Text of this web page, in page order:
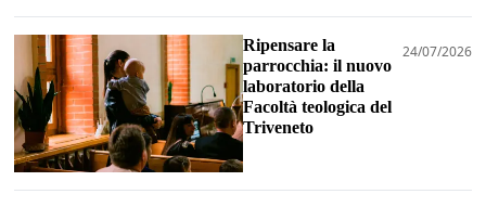
Ripensare la
parrocchia: il nuovo
laboratorio della
Facoltà teologica del
Triveneto
24/07/2026